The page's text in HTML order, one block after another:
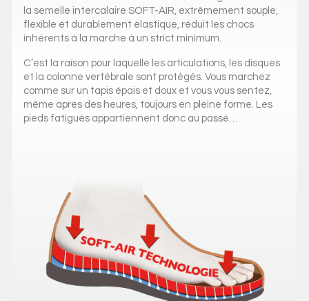
la semelle intercalaire SOFT-AIR, extrêmement souple,
flexible et durablement élastique, réduit les chocs
inhérents à la marche à un strict minimum.
C’est la raison pour laquelle les articulations, les disques
et la colonne vertébrale sont protégés. Vous marchez
comme sur un tapis épais et doux et vous vous sentez,
même après des heures, toujours en pleine forme. Les
pieds fatigués appartiennent donc au passé…